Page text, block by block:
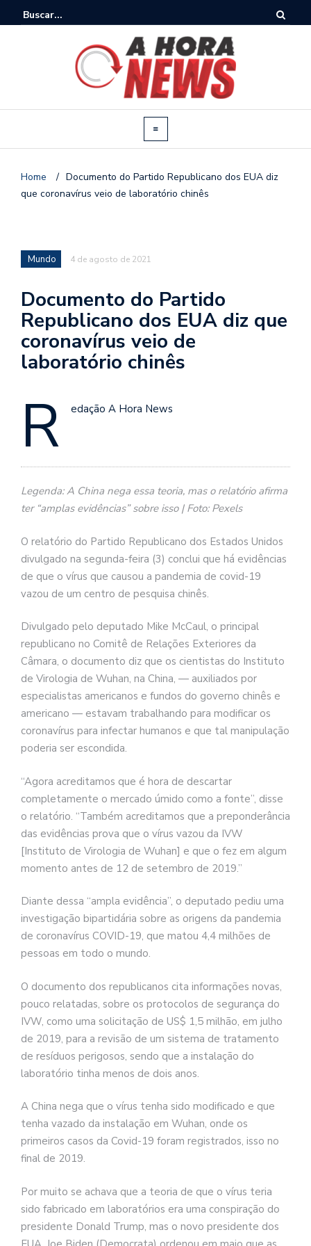
Home / Documento do Partido Republicano dos EUA diz
que coronavírus veio de laboratório chinês
Mundo 4 de agosto de 2021
Documento do Partido
Republicano dos EUA diz que
coronavírus veio de
laboratório chinês
R edação A Hora News
Legenda: A China nega essa teoria, mas o relatório afirma
ter “amplas evidências” sobre isso | Foto: Pexels
O relatório do Partido Republicano dos Estados Unidos
divulgado na segunda-feira (3) conclui que há evidências
de que o vírus que causou a pandemia de covid-19
vazou de um centro de pesquisa chinês.
Divulgado pelo deputado Mike McCaul, o principal
republicano no Comitê de Relações Exteriores da
Câmara, o documento diz que os cientistas do Instituto
de Virologia de Wuhan, na China, — auxiliados por
especialistas americanos e fundos do governo chinês e
americano — estavam trabalhando para modificar os
coronavírus para infectar humanos e que tal manipulação
poderia ser escondida.
“Agora acreditamos que é hora de descartar
completamente o mercado úmido como a fonte”, disse
o relatório. “Também acreditamos que a preponderância
das evidências prova que o vírus vazou da IVW
[Instituto de Virologia de Wuhan] e que o fez em algum
momento antes de 12 de setembro de 2019.”
Diante dessa “ampla evidência”, o deputado pediu uma
investigação bipartidária sobre as origens da pandemia
de coronavírus COVID-19, que matou 4,4 milhões de
pessoas em todo o mundo.
O documento dos republicanos cita informações novas,
pouco relatadas, sobre os protocolos de segurança do
IVW, como uma solicitação de US$ 1,5 milhão, em julho
de 2019, para a revisão de um sistema de tratamento
de resíduos perigosos, sendo que a instalação do
laboratório tinha menos de dois anos.
A China nega que o vírus tenha sido modificado e que
tenha vazado da instalação em Wuhan, onde os
primeiros casos da Covid-19 foram registrados, isso no
final de 2019.
Por muito se achava que a teoria de que o vírus teria
sido fabricado em laboratórios era uma conspiração do
presidente Donald Trump, mas o novo presidente dos